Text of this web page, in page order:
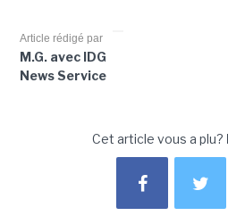
Article rédigé par
M.G. avec IDG
News Service
Cet article vous a plu?